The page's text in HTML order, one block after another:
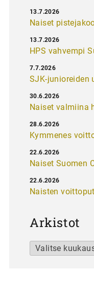
Naiset
13.7.2026
HPS vahvempi
13.7.2026
SJK-junioreiden
7.7.2026
Naiset valmiina
30.6.2026
Kymmenes
28.6.2026
Naiset Suomen
22.6.2026
Naisten
22.6.2026
Arkistot
Arkistot